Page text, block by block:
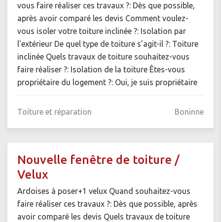
vous faire réaliser ces travaux ?: Dès que possible,
après avoir comparé les devis Comment voulez-
vous isoler votre toiture inclinée ?: Isolation par
l'extérieur De quel type de toiture s’agit-il ?: Toiture
inclinée Quels travaux de toiture souhaitez-vous
faire réaliser ?: Isolation de la toiture Êtes-vous
propriétaire du logement ?: Oui, je suis propriétaire
Toiture et réparation Boninne
Nouvelle fenêtre de toiture /
Velux
Ardoises à poser+1 velux Quand souhaitez-vous
faire réaliser ces travaux ?: Dès que possible, après
avoir comparé les devis Quels travaux de toiture